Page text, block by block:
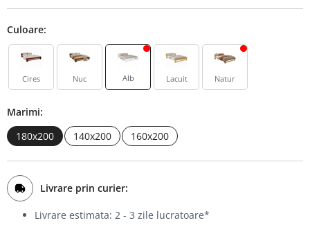
Culoare:
Cires Nuc Alb Lacuit Natur
Marimi:
180x200
140x200 160x200
Livrare prin curier:
Livrare estimata: 2 - 3 zile lucratoare*
Bufet
Biblioteca